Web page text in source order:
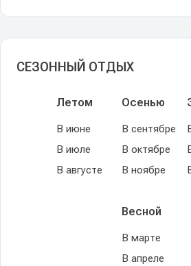
СЕЗОННЫЙ ОТДЫХ
Летом
В июне
В июле
В августе
Осенью
В сентябре
В октябре
В ноябре
Весной
В марте
В апреле